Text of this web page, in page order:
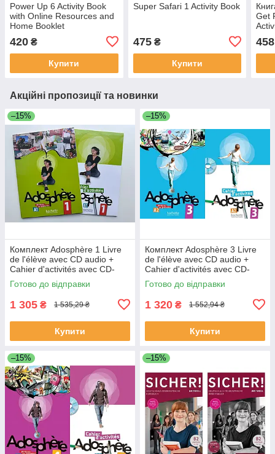
Power Up 6 Activity Book
with Online Resources and
Home Booklet
420 ₴
Купити
Super Safari 1 Activity Book
475₴
Купити
Get
458
Акційні пропозиції та новинки
–15%
Комплект Adosphère 1 Livre
de l'élève avec CD audio +
Cahier d'activités avec CD-
ROM (оригинал)
Готово до відправки
1 305 ₴ 1 535,29 ₴
Купити
–15%
Комплект Adosphère 3 Livre
de l'élève avec CD audio +
Cahier d'activités avec CD-
ROM (оригинал)
Готово до відправки
1 320 ₴ 1 552,94 ₴
Купити
–15% –15%